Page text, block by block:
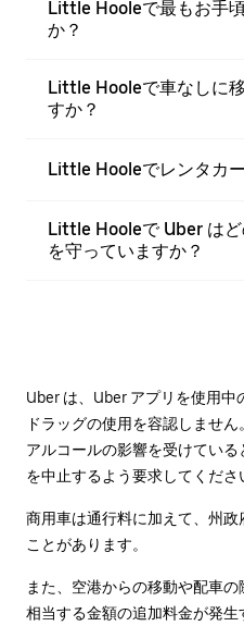
Little Hooleで最もお手
か？
Little Hooleで車なしに
すか？
Little Hooleでレンタカ
Little Hooleで Uber は
を守っていますか？
Uber は、Uber アプリを使用
ドラッグの使用を容認しませ
アルコールの影響を受けてい
を中止するよう要求してくださ
商用車は通行料に加えて、州
ことがあります。
また、空港からの移動や配車
相当する金額の追加料金が発